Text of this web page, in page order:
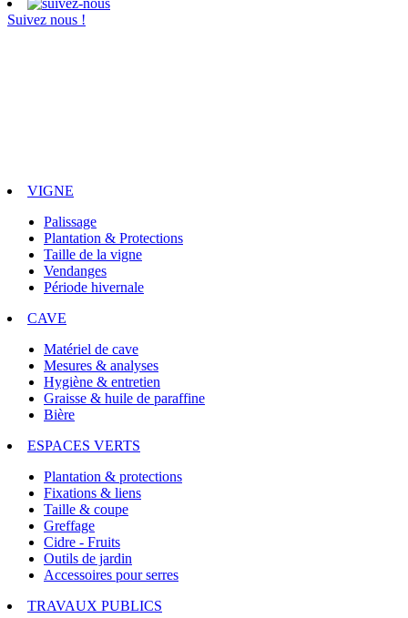
Suivez nous !
VIGNE
Palissage
Plantation & Protections
Taille de la vigne
Vendanges
Période hivernale
CAVE
Matériel de cave
Mesures & analyses
Hygiène & entretien
Graisse & huile de paraffine
Bière
ESPACES VERTS
Plantation & protections
Fixations & liens
Taille & coupe
Greffage
Cidre - Fruits
Outils de jardin
Accessoires pour serres
TRAVAUX PUBLICS